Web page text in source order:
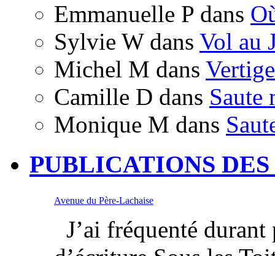
Emmanuelle P dans
Sylvie Wdans Vol au
Michel M dans
Camille D dans Saute
Monique M dans
PUBLICATIONS
Avenue du Père-Lachaise
J’ai fréquenté